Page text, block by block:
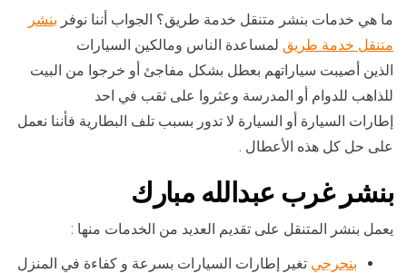
ما هي خدمات بنشر متنقل خدمة طريق؟ الجواب أننا نوفر بنشر
متنقل خدمة طريق لمساعدة الناس ومالكين السيارات
الذين أصيبت سياراتهم بعطل بشكل مفاجئ أو خرجوا من البيت
للذاهب للدوام أو المدرسة وعثروا على ثقب في احد
إطارات السيارة أو السيارة لا تدور بسبب تلف البطارية فأننا نعمل
على حل كل هذه الأعطال .
بنشر غرب عبدالله مبارك
يعمل بنشر المتنقل على تقديم العديد من الخدمات منها :
بنجرجي تغير إطارات السيارات بسرعة و كفاءة في المنزل